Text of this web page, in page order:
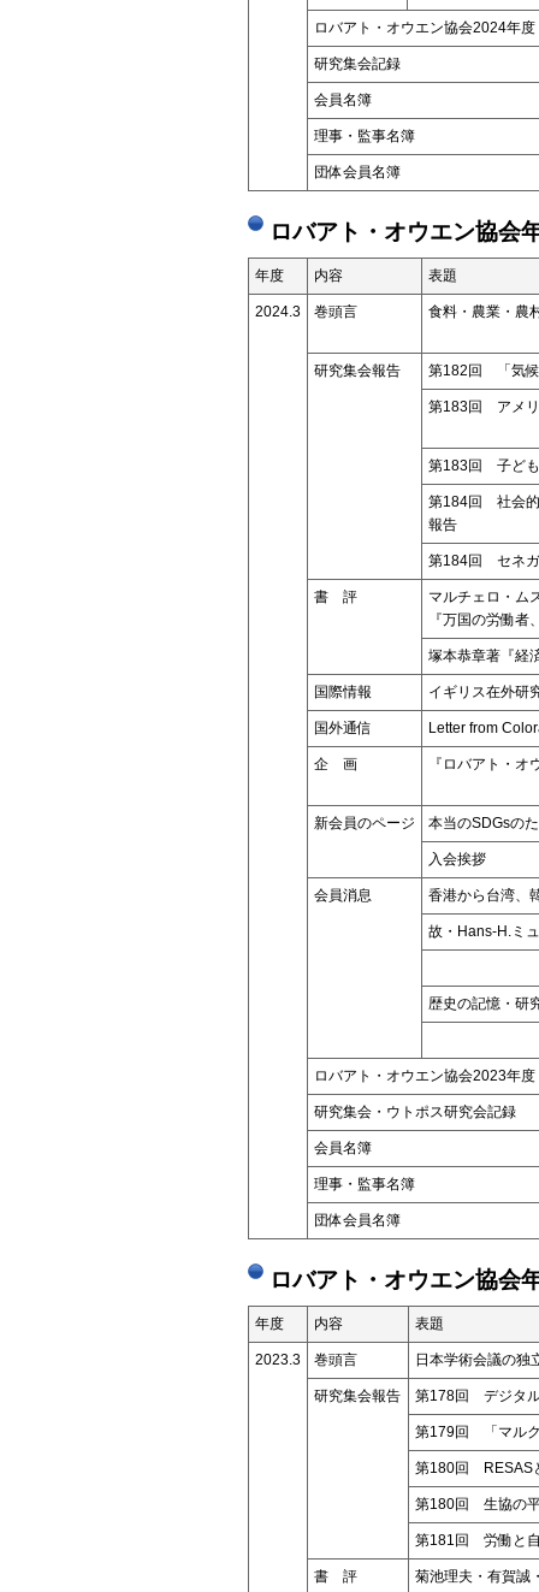
ロバアト・オウエン協会2024年
研究集会記録
会員名簿
理事・監事名簿
団体会員名簿
ロバアト・オウエン協
年度 内容 表題
2024.3 巻頭言 食料・農業・農
研究集会報告 第182回 「気候
第183回 アメリ
第183回 子ども
第184回 社会的
報告
第184回 セネガ
書 評
マルチェロ・ム
『万国の労働
塚本恭章著『経
国際情報 イギリス在外研
国外通信 Letter from
企 画 『ロバアト・
新会員のページ 本当のSDGsの
入会挨拶
会員消息 香港から台湾、
故・Hans-H.ミ
歴史の記憶・研
ロバアト・オウエン協会2023年
研究集会・ウトポス研究会記録
会員名簿
理事・監事名簿
団体会員名簿
ロバアト・オウエン協
年度 内容 表題
2023.3 巻頭言 日本学術会議の独
研究集会報告 第178回 デジタ
第179回 「マルク
第180回 RESAS
第180回 生協の
第181回 労働と
書 評
菊池理夫・有賀誠